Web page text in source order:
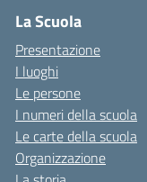
La Scuola
Presentazione
I luoghi
Le persone
I numeri della scuola
Le carte della scuola
Organizzazione